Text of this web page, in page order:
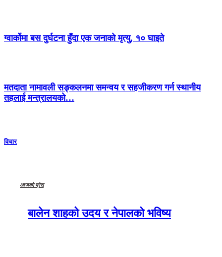
ग्वार्कोमा बस दुर्घटना हुँदा एक जनाको मृत्यु, १० घाइते
मतदाता नामावली सङ्कलनमा समन्वय र सहजीकरण गर्न स्थानीय
तहलाई मन्त्रालयको…
विचार
आजको प्रेस
बालेन शाहको उदय र नेपालको भविष्य